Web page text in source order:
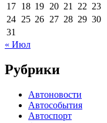
17 18 19 20 21 22 23
24 25 26 27 28 29 30
31
« Июл
Рубрики
Автоновости
Автособытия
Автоспорт